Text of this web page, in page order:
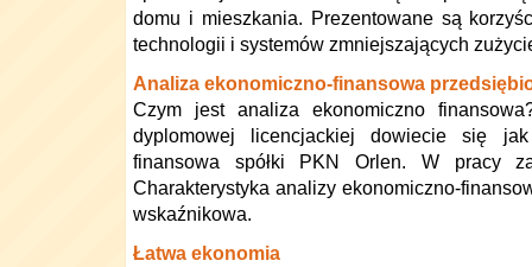
domu i mieszkania. Prezentowane są
technologii i systemów zmniejszających
Analiza ekonomiczno-finansowa
Czym jest analiza ekonomiczno
dyplomowej licencjackiej dowiecie się jak
finansowa spółki PKN Orlen. W pracy
Charakterystyka analizy ekonomiczno-
wskaźnikowa.
Łatwa ekonomia